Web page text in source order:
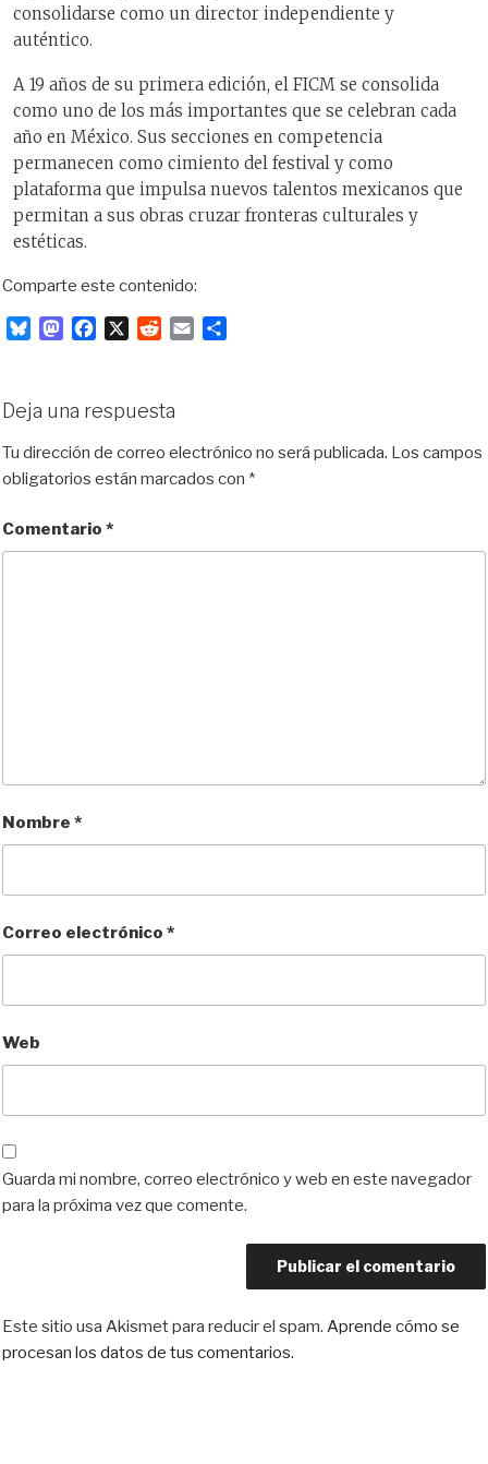
consolidarse como un director independiente y
auténtico.
A 19 años de su primera edición, el FICM se consolida
como uno de los más importantes que se celebran cada
año en México. Sus secciones en competencia
permanecen como cimiento del festival y como
plataforma que impulsa nuevos talentos mexicanos que
permitan a sus obras cruzar fronteras culturales y
estéticas.
Comparte este contenido:
s
k
y
M
o
d
o
b
o
o
X
d
i
t
r
t
Deja una respuesta
Tu dirección de correo electrónico no será publicada. Los campos
obligatorios están marcados con *
Comentario *
Nombre *
Correo electrónico *
Web
Guarda mi nombre, correo electrónico y web en este navegador
para la próxima vez que comente.
Este sitio usa Akismet para reducir el spam. Aprende cómo se
procesan los datos de tus comentarios.